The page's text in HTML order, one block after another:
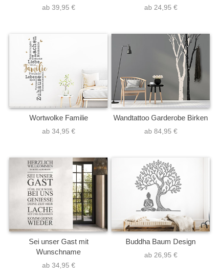
ab 39,95 € ab 24,95 €
Wortwolke Familie
ab 34,95 €
Wandtattoo Garderobe Birken
ab 84,95 €
Sei unser Gast mit
Wunschname
ab 34,95 €
Buddha Baum Design
ab 26,95 €